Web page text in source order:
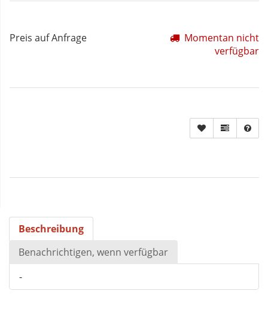
Preis auf Anfrage
Momentan nicht
verfügbar
Beschreibung
Benachrichtigen, wenn verfügbar
-